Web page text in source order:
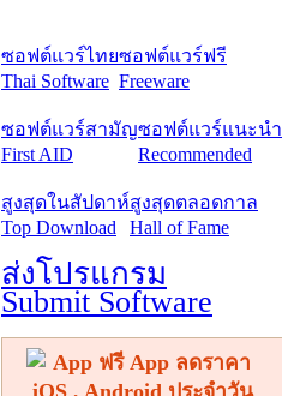
ซอฟต์แวร์ไทย
Thai Software
ซอฟต์แวร์ฟรี
Freeware
ซอฟต์แวร์สามัญ
First AID
ซอฟต์แวร์แนะนำ
Recommended
สูงสุดในสัปดาห์
Top Download
สูงสุดตลอดกาล
Hall of Fame
ส่งโปรแกรม
Submit Software